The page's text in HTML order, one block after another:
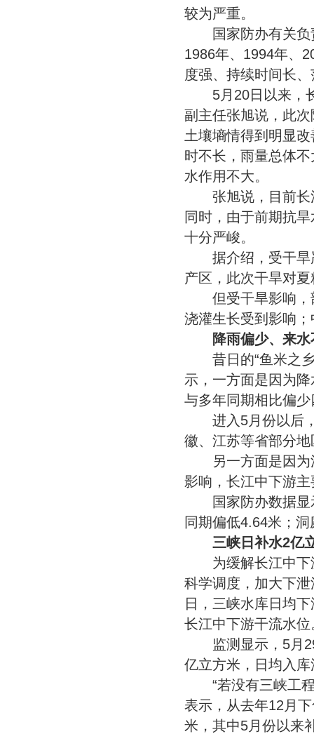
较为严重。
国家防办有关负
1986年、1994年、
度强、持续时间长
5月20日以来，长
副主任张旭说，此
土壤墒情得到明显
时不长，雨量总体
水作用不大。
张旭说，目前长
同时，由于前期抗
十分严峻。
据介绍，受干旱
产区，此次干旱对
但受干旱影响，
浇灌生长受到影响
降雨偏少、来水
昔日的“鱼米之乡
示，一方面是因为
与多年同期相比偏
进入5月份以后，
徽、江苏等省部分
另一方面是因为
影响，长江中下游
国家防办数据显
同期偏低4.64米；
三峡日补水2亿立
为缓解长江中下
科学调度，加大下
日，三峡水库日均
长江中下游干流水位
监测显示，5月29
亿立方米，日均入
“若没有三峡工程
表示，从去年12月
米，其中5月份以来